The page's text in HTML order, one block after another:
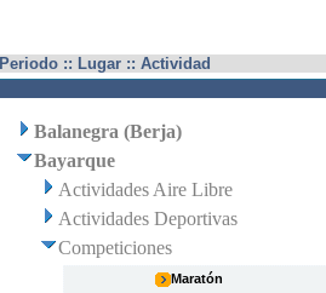
Periodo :: Lugar :: Actividad
Balanegra (Berja)
Bayarque
Actividades Aire Libre
Actividades Deportivas
Competiciones
Maratón